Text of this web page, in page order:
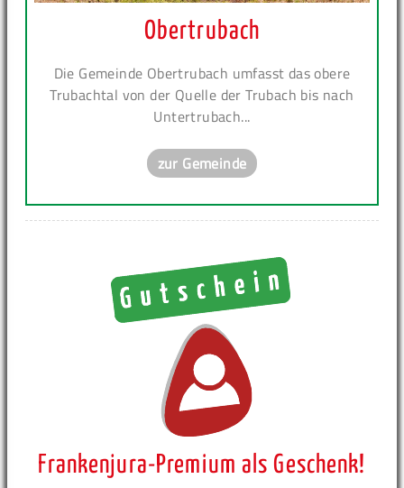
Obertrubach
Die Gemeinde Obertrubach umfasst das obere
Trubachtal von der Quelle der Trubach bis nach
Untertrubach...
zur Gemeinde
Frankenjura-Premium als Geschenk!